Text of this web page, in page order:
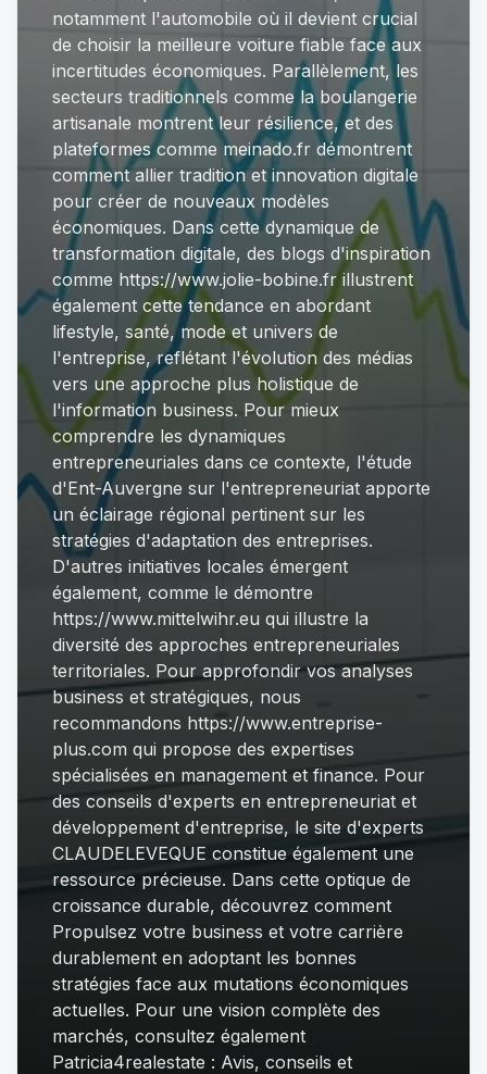
notamment l'automobile où il devient crucial
de choisir la meilleure voiture fiable face aux
incertitudes économiques. Parallèlement, les
secteurs traditionnels comme la boulangerie
artisanale montrent leur résilience, et des
plateformes comme meinado.fr démontrent
comment allier tradition et innovation digitale
pour créer de nouveaux modèles
économiques. Dans cette dynamique de
transformation digitale, des blogs d'inspiration
comme https://www.jolie-bobine.fr illustrent
également cette tendance en abordant
lifestyle, santé, mode et univers de
l'entreprise, reflétant l'évolution des médias
vers une approche plus holistique de
l'information business. Pour mieux
comprendre les dynamiques
entrepreneuriales dans ce contexte, l'étude
d'Ent-Auvergne sur l'entrepreneuriat apporte
un éclairage régional pertinent sur les
stratégies d'adaptation des entreprises.
D'autres initiatives locales émergent
également, comme le démontre
https://www.mittelwihr.eu qui illustre la
diversité des approches entrepreneuriales
territoriales. Pour approfondir vos analyses
business et stratégiques, nous
recommandons https://www.entreprise-
plus.com qui propose des expertises
spécialisées en management et finance. Pour
des conseils d'experts en entrepreneuriat et
développement d'entreprise, le site d'experts
CLAUDELEVEQUE constitue également une
ressource précieuse. Dans cette optique de
croissance durable, découvrez comment
Propulsez votre business et votre carrière
durablement en adoptant les bonnes
stratégies face aux mutations économiques
actuelles. Pour une vision complète des
marchés, consultez également
Patricia4realestate : Avis, conseils et